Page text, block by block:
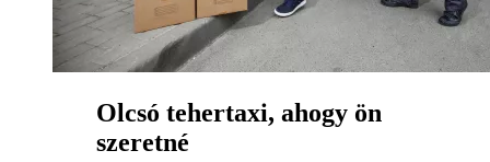
Olcsó tehertaxi, ahogy ön
szeretné